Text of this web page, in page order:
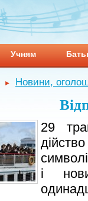
Учням
► Новини,
29
і